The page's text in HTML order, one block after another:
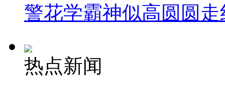
警花学霸神似高圆圆走
热点新闻